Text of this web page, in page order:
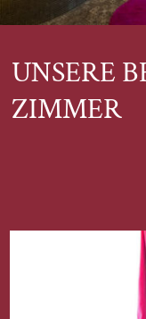
UNSERE
ZIMMER